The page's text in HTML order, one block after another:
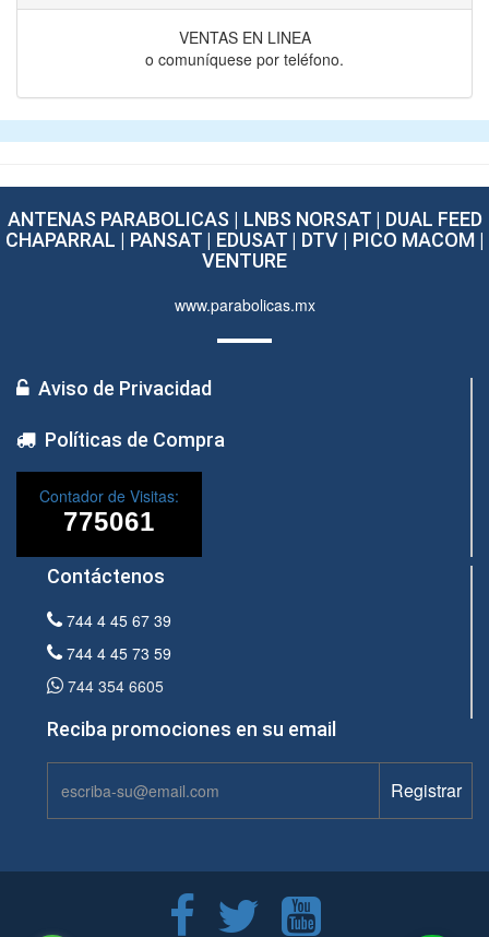
VENTAS EN LINEA
o comuníquese por teléfono.
ANTENAS PARABOLICAS | LNBS NORSAT | DUAL FEED
CHAPARRAL | PANSAT | EDUSAT | DTV | PICO MACOM |
VENTURE
www.parabolicas.mx
Aviso de Privacidad
Políticas de Compra
Contador de Visitas:
Contáctenos
744 4 45 67 39
744 4 45 73 59
744 354 6605
Reciba promociones en su email